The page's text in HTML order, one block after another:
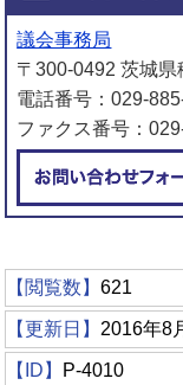
議会事務局
〒300-0492 茨城
電話番号：029-
ファクス番号：
【閲覧数】621
【更新日】 2016年8
【ID】 P-4010